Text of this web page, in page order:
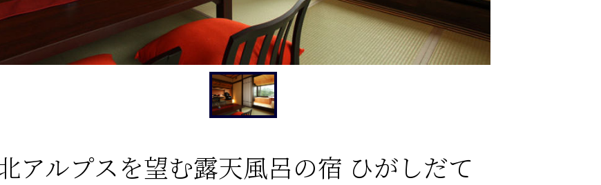
アルプスを望む露天風呂の宿 ひがしだて